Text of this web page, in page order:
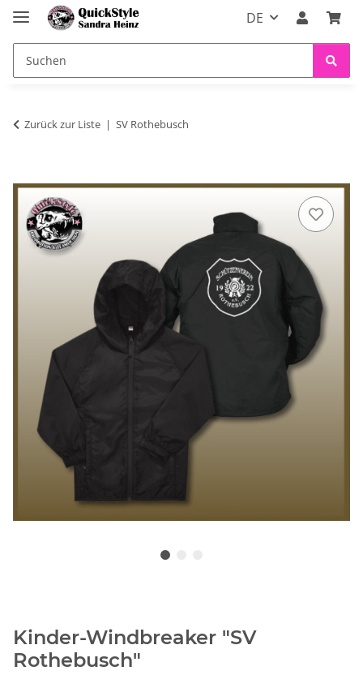
DE
Zurück zur Liste SV Rothebusch
Kinder-Windbreaker "SV
Rothebusch"